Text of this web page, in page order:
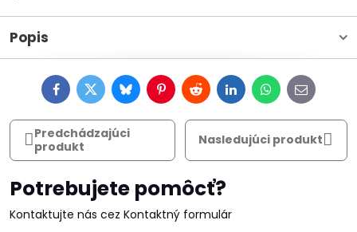
Popis
FacebookTwitterBlueskyPinterestRedditLinkedInWhatsApp
E-
mail
Predchádzajúci
produkt
Nasledujúci produkt
Potrebujete pomôcť?
Kontaktujte nás cez Kontaktný formulár